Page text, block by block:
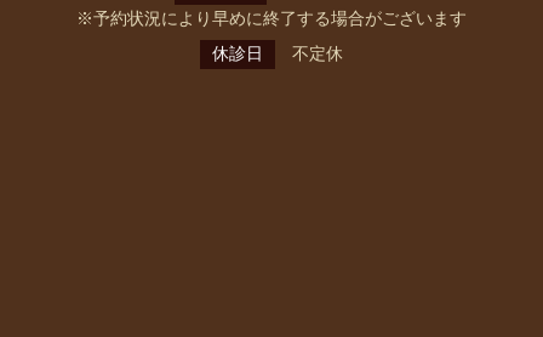
※予約状況により早めに終了する場合がございます
休診日
不定休